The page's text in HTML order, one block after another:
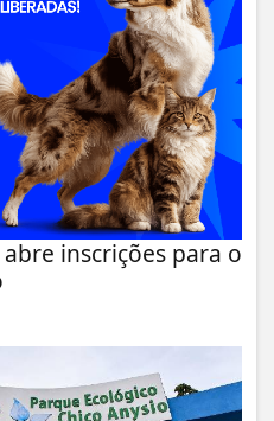
inscrições para o